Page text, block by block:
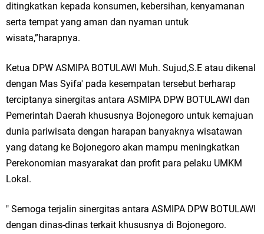
Qurban dari Bupati & Kepala DPMPTSP Gresik
DPC PDI Perjuangan Gresik Tebar Berkah Idul Adha, Bagikan Daging
Kurban untuk Ratusan Warga
Ponpes Himmatul Khoiriyah Gelar Penyembelihan Hewan Qurban dari
Keluarga Besar dr. Titin Ekowati RS Wates Husada Balongpanggang
RT 03 RW 01 Patra Raya Rosewood Cerme Gresik Berbenah dan
Bersolek, Siap Meriahkan HUT Ke 81 RI
ditingkatkan kepada konsumen, kebersihan, kenyamanan
serta tempat yang aman dan nyaman untuk
wisata,”harapnya.
Ketua DPW ASMIPA BOTULAWI Muh. Sujud,S.E atau dikenal
dengan Mas Syifa' pada kesempatan tersebut berharap
terciptanya sinergitas antara ASMIPA DPW BOTULAWI dan
Pemerintah Daerah khususnya Bojonegoro untuk kemajuan
dunia pariwisata dengan harapan banyaknya wisatawan
yang datang ke Bojonegoro akan mampu meningkatkan
Perekonomian masyarakat dan profit para pelaku UMKM
Lokal.
" Semoga terjalin sinergitas antara ASMIPA DPW BOTULAWI
dengan dinas-dinas terkait khususnya di Bojonegoro.